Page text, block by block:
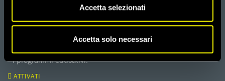
Accetta selezionati
Accetta solo necessari
Aiutaci con una donazione, ora.
FIRMA
I programmi educativi.
ATTIVATI